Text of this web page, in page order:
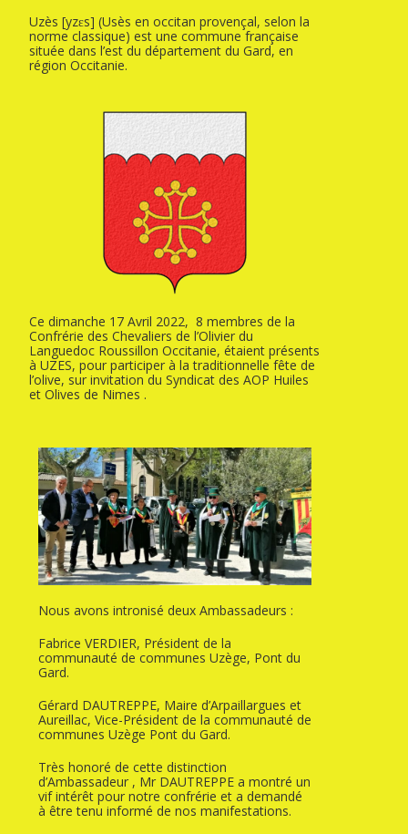
Uzès [yzɛs] (Usès en occitan provençal, selon la
norme classique) est une commune française
située dans l’est du département du Gard, en
région Occitanie.
Ce dimanche 17 Avril 2022, 8 membres de la
Confrérie des Chevaliers de l’Olivier du
Languedoc Roussillon Occitanie, étaient présents
à UZES, pour participer à la traditionnelle fête de
l’olive, sur invitation du Syndicat des AOP Huiles
et Olives de Nimes .
Nous avons intronisé deux Ambassadeurs :
Fabrice VERDIER, Président de la
communauté de communes Uzège, Pont du
Gard.
Gérard DAUTREPPE, Maire d’Arpaillargues et
Aureillac, Vice-Président de la communauté de
communes Uzège Pont du Gard.
Très honoré de cette distinction
d’Ambassadeur , Mr DAUTREPPE a montré un
vif intérêt pour notre confrérie et a demandé
à être tenu informé de nos manifestations.